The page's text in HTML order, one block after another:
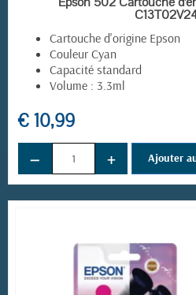
Cartouche d'origine Epson
Couleur Cyan
Capacité standard
Volume : 3.3ml
€ 10,99
− + Ajouter